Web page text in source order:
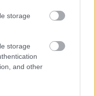
storage
storage
and other